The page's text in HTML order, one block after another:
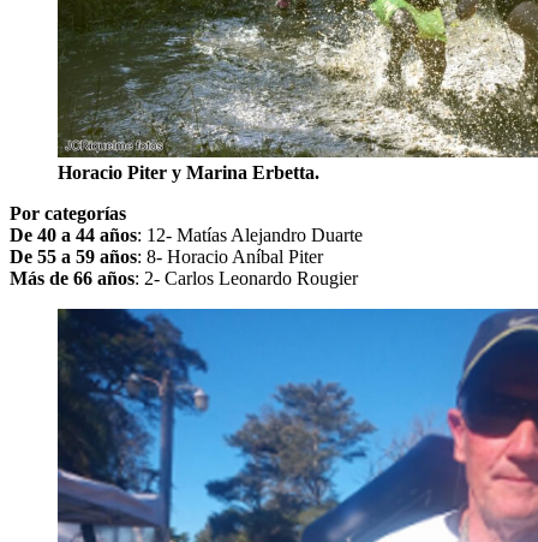
Horacio Piter y Marina Erbetta.
Por categorías
De 40 a 44 años: 12- Matías Alejandro Duarte
De 55 a 59 años: 8- Horacio Aníbal Piter
Más de 66 años: 2- Carlos Leonardo Rougier